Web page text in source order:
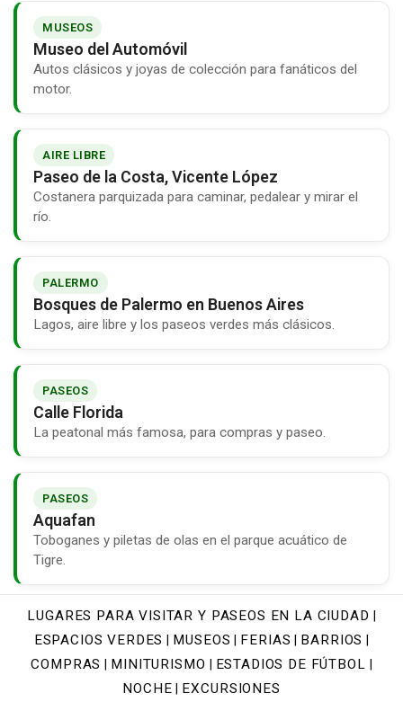
MUSEOS
Museo del Automóvil
Autos clásicos y joyas de colección para fanáticos del
motor.
AIRE LIBRE
Paseo de la Costa, Vicente López
Costanera parquizada para caminar, pedalear y mirar el
río.
PALERMO
Bosques de Palermo en Buenos Aires
Lagos, aire libre y los paseos verdes más clásicos.
PASEOS
Calle Florida
La peatonal más famosa, para compras y paseo.
PASEOS
Aquafan
Toboganes y piletas de olas en el parque acuático de
Tigre.
LUGARES PARA VISITAR Y PASEOS EN LA CIUDAD
ESPACIOS VERDES MUSEOS FERIAS BARRIOS
COMPRAS MINITURISMO ESTADIOS DE FÚTBOL
NOCHE EXCURSIONES